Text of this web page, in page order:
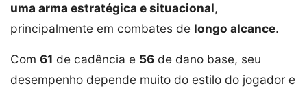
uma arma estratégica e situacional,
principalmente em combates de longo alcance.
Com 61 de cadência e 56 de dano base, seu
desempenho depende muito do estilo do jogador e